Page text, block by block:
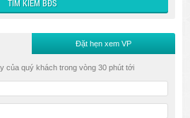
Đặt hẹn xem VP
của quý khách trong vòng 30 phút tới